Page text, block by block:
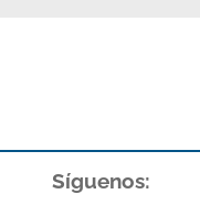
Síguenos: